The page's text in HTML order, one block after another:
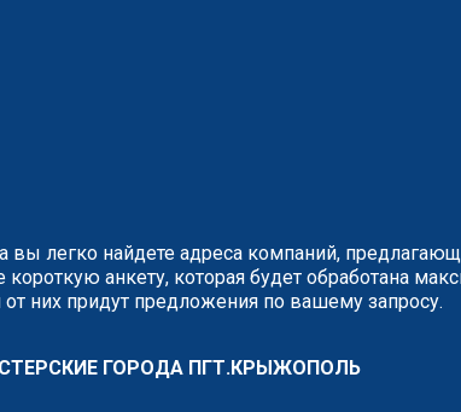
легко найдете адреса компаний,
короткую анкету, которая будет обработана
них придут предложения по вашему запросу.
ГОРОДА ПГТ.КРЫЖОПОЛЬ